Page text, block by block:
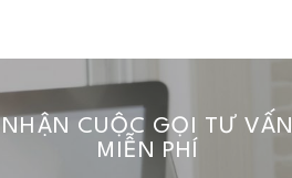
NHẬN CUỘC GỌI TƯ VẤN
MIỄN PHÍ